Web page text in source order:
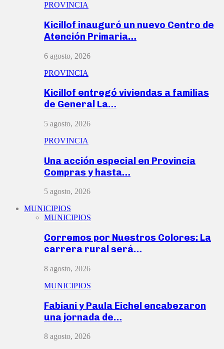
PROVINCIA
Kicillof inauguró un nuevo Centro de
Atención Primaria…
6 agosto, 2026
PROVINCIA
Kicillof entregó viviendas a familias
de General La…
5 agosto, 2026
PROVINCIA
Una acción especial en Provincia
Compras y hasta…
5 agosto, 2026
MUNICIPIOS
MUNICIPIOS
Corremos por Nuestros Colores: La
carrera rural será…
8 agosto, 2026
MUNICIPIOS
Fabiani y Paula Eichel encabezaron
una jornada de…
8 agosto, 2026